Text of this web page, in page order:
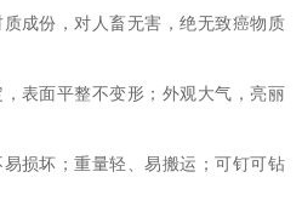
成份，对人畜无害，绝无致癌物质
表面平整不变形；外观大气，亮丽
损坏；重量轻、易搬运；可钉可钻